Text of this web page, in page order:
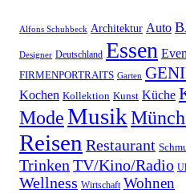
Alfons Schuhbeck Architektur Auto
Designer Deutschland Essen
FIRMENPORTRAITS Garten
Kochen Kollektion Kunst Küche
ModeMusik
Reisen Restaurant
TrinkenTV/Kino/Radio
Wellness Wirtschaft Wohnen